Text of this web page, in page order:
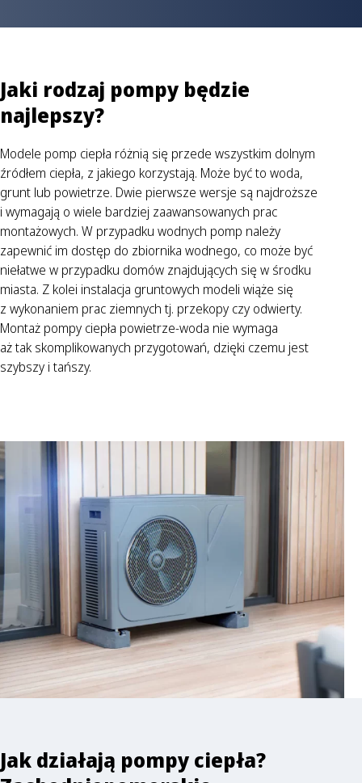
Jaki rodzaj pompy będzie
najlepszy?
Modele pomp ciepła różnią się przede wszystkim dolnym
źródłem ciepła, z jakiego korzystają. Może być to woda,
grunt lub powietrze. Dwie pierwsze wersje są najdroższe
i wymagają o wiele bardziej zaawansowanych prac
montażowych. W przypadku wodnych pomp należy
zapewnić im dostęp do zbiornika wodnego, co może być
niełatwe w przypadku domów znajdujących się w środku
miasta. Z kolei instalacja gruntowych modeli wiąże się
z wykonaniem prac ziemnych tj. przekopy czy odwierty.
Montaż pompy ciepła powietrze-woda nie wymaga
aż tak skomplikowanych przygotowań, dzięki czemu jest
szybszy i tańszy.
Jak działają pompy ciepła?